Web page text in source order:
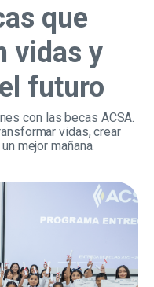
que
vidas y
futuro
con las becas ACSA.
vidas, crear
mejor mañana.